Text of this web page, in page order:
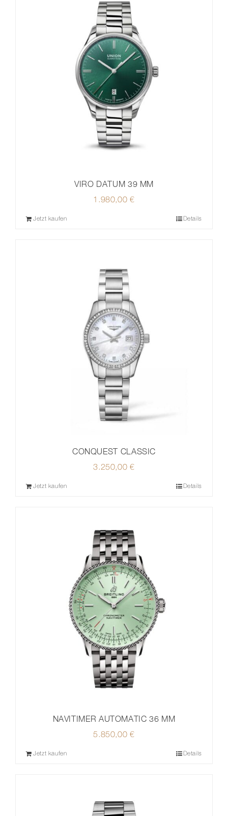
VIRO DATUM 39 MM
1.980,00€
Jetzt kaufen Details
CONQUEST CLASSIC
3.250,00€
Jetzt kaufen Details
NAVITIMER AUTOMATIC 36 MM
5.850,00€
Jetzt kaufen Details